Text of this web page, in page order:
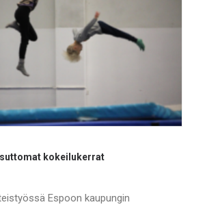
kokeilukerrat
Espoon kaupungin